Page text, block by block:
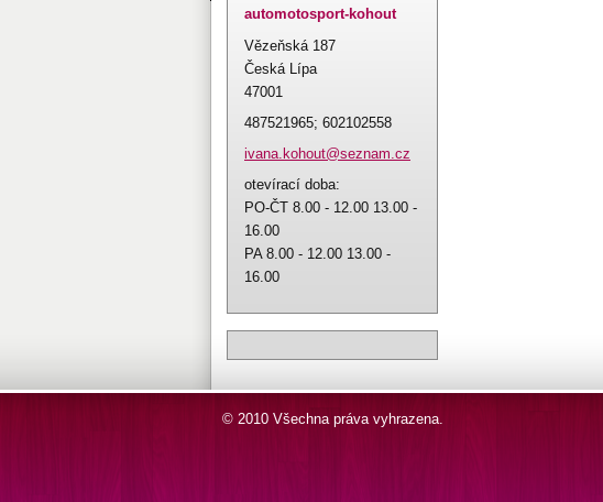
automotosport-kohout
Vězeňská 187
Česká Lípa
47001
487521965; 602102558
ivana.kohout@seznam.cz
otevírací doba:
PO-ČT 8.00 - 12.00 13.00 -
16.00
PA 8.00 - 12.00 13.00 -
16.00
© 2010 Všechna práva vyhrazena.